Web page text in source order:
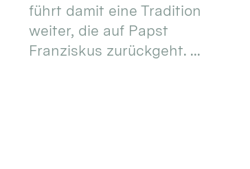
führt damit eine Tradition
weiter, die auf Papst
Franziskus zurückgeht. ...